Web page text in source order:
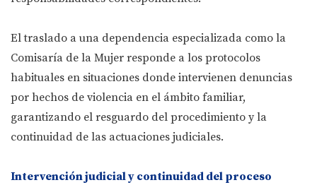
El traslado a una dependencia especializada como la
Comisaría de la Mujer responde a los protocolos
habituales en situaciones donde intervienen denuncias
por hechos de violencia en el ámbito familiar,
garantizando el resguardo del procedimiento y la
continuidad de las actuaciones judiciales.
Intervención judicial y continuidad del proceso